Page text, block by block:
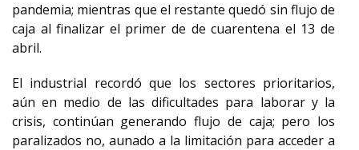
pandemia; mientras que el restante quedó sin flujo de
caja al finalizar el primer de de cuarentena el 13 de
abril.
El industrial recordó que los sectores prioritarios,
aún en medio de las dificultades para laborar y la
crisis, continúan generando flujo de caja; pero los
paralizados no, aunado a la limitación para acceder a